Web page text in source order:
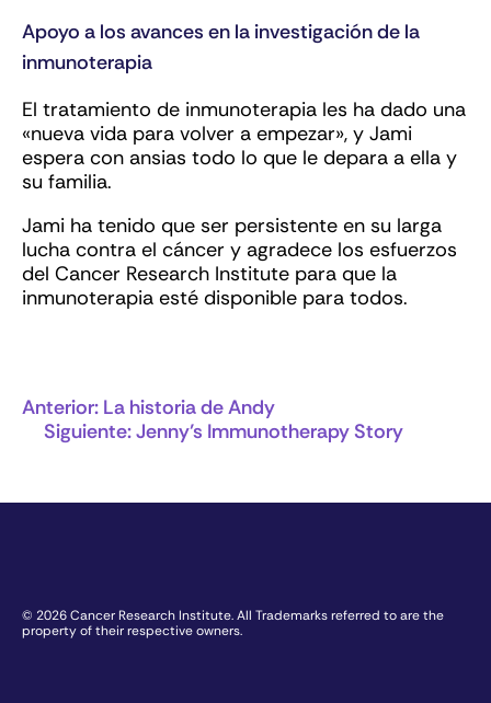
Apoyo a los avances en la investigación de la
inmunoterapia
El tratamiento de inmunoterapia les ha dado una
«nueva vida para volver a empezar», y Jami
espera con ansias todo lo que le depara a ella y
su familia.
Jami ha tenido que ser persistente en su larga
lucha contra el cáncer y agradece los esfuerzos
del Cancer Research Institute para que la
inmunoterapia esté disponible para todos.
Anterior: La historia de Andy
Siguiente:Jenny’s Immunotherapy Story
© 2026 Cancer Research Institute. All Trademarks referred to are the
property of their respective owners.